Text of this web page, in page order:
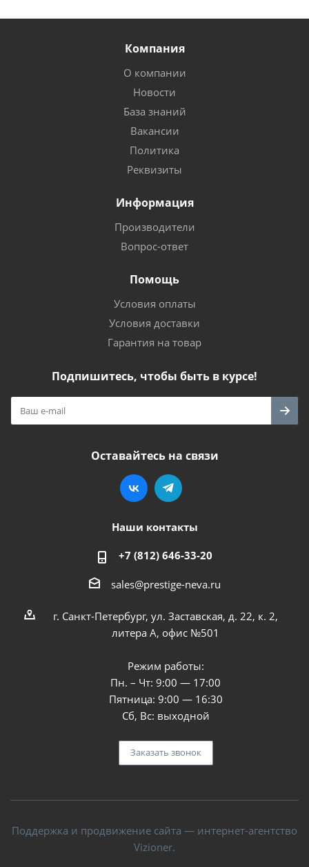
Компания
О компании
Новости
База знаний
Вакансии
Политика
Реквизиты
Информация
Производители
Вопрос-ответ
Помощь
Условия оплаты
Условия доставки
Гарантия на товар
Подпишитесь, чтобы быть в курсе!
Оставайтесь на связи
Наши контакты
+7 (812) 646-33-20
sales@prestige-neva.ru
г. Санкт-Петербург, ул. Заставская, д. 22, к. 2,
литера А, офис №501
Режим работы:
Пн. – Чт: 9:00 — 17:00
Пятница: 9:00 — 16:30
Сб, Вс: выходной
Заказать звонок
Поддержка и продвижение сайта — интернет-агентство
Vizioner.